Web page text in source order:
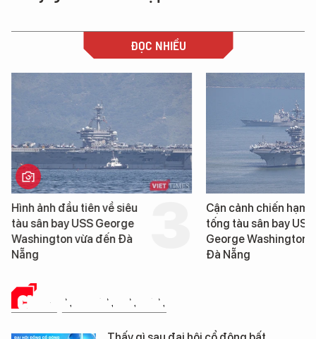
ĐỌC NHIỀU
Cận cảnh chiến hạm hộ
tống tàu sân bay USS
George Washington đến
Đà Nẵng
Loạt dự án bất động
Đà Nẵng sắp bị kiểm
CHUYỆN DOANH NHÂN